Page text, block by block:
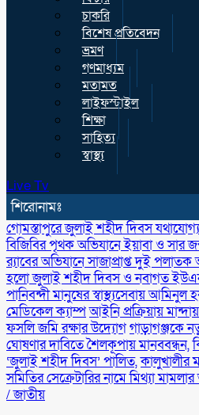
চাকরি
বিশেষ প্রতিবেদন
ভ্রমণ
গণমাধ্যম
মতামত
লাইফস্টাইল
শিক্ষা
সাহিত্য
স্বাস্থ্য
Live Tv
শিরোনামঃ
গোমস্তাপুরে জুলাই শহীদ দিবস যথাযোগ্য
বিজিবির পৃথক অভিযানে ইয়াবা ও সার
র‌্যাবের অভিযানে সাজাপ্রাপ্ত দুই পলাতক
হলো জুলাই শহীদ দিবস ও নবাগত
পানিবন্দী মানুষের স্বাস্থ্যসেবায় আমিনুল
মেডিকেল ক্যাম্পআইনি প্রক্রিয়ায়
ফসলি জমি রক্ষার উদ্যোগগাড়াগঞ্জকে
ঘোষণার দাবিতে শৈলকূপায় মানববন্ধন,
‘জুলাই শহীদ দিবস’ পালিত,কালুখালীর
সমিতির সেক্রেটারির নামে মিথ্যা
/জাতীয়